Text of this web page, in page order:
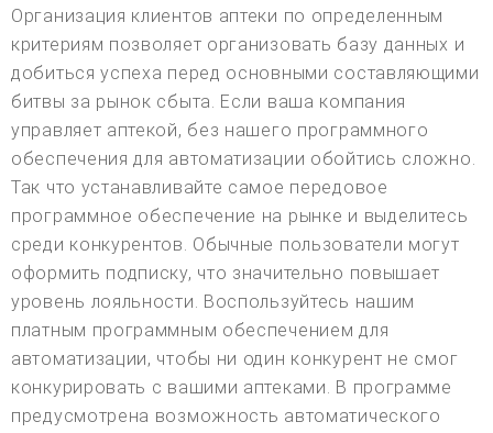
Организация клиентов аптеки по определенным
критериям позволяет организовать базу данных и
добиться успеха перед основными составляющими
битвы за рынок сбыта. Если ваша компания
управляет аптекой, без нашего программного
обеспечения для автоматизации обойтись сложно.
Так что устанавливайте самое передовое
программное обеспечение на рынке и выделитесь
среди конкурентов. Обычные пользователи могут
оформить подписку, что значительно повышает
уровень лояльности. Воспользуйтесь нашим
платным программным обеспечением для
автоматизации, чтобы ни один конкурент не смог
конкурировать с вашими аптеками. В программе
предусмотрена возможность автоматического